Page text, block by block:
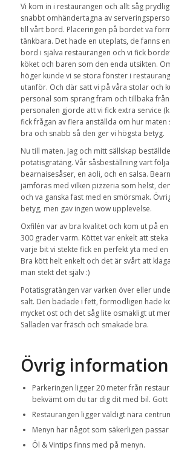
Vi kom in i restaurangen och allt såg
snabbt omhändertagna av
till vårt bord. Placeringen på bordet va
tänkbara. Det hade en uteplats, de fanns
bord i själva restaurangen och vi fick
köket och baren som den enda utsikten.
höger kunde vi se stora fönster i
utanför. Och där satt vi på våra stolar och
personal som sprang fram och tillbaka
personalen gjorde att vi fick extra service
fick frågan av flera anställda om hur maten
bra och snabb så den ger vi högsta betyg.
Nu till maten. Jag och mitt sällskap
potatisgratäng. Vår såsbeställning vart
bearnaisesåser, en aoli, och en salsa.
jämföras med vilken pizzeria som helst,
och va ganska fast med en smörsmak.
betyg, men gav ingen wow upplevelse.
Oxfilén var av bra kvalitet och kom ut på
300 grader varm. Köttet var enkelt att
varje bit vi stekte fick en perfekt yta med
Bra kött helt enkelt och det är svårt att
man stekt det själv :)
Potatisgratängen var varken över eller
salt. Den badade i fett, förmodligen hade
mycket ost och det såg lite osmakligt ut
Salladen var fräsch och smakade bra.
Övrig information
Parkeringen ligger 20 meter från
bekvämt om du tar dig dit med bil.
Restaurangen ligger väldigt nära
Menyn har något som säkerligen
Öl & Vintips finns med på menyn.